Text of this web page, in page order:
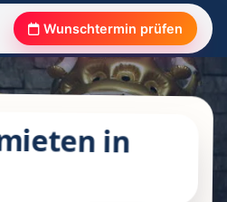
Wunschtermin prüfen
in